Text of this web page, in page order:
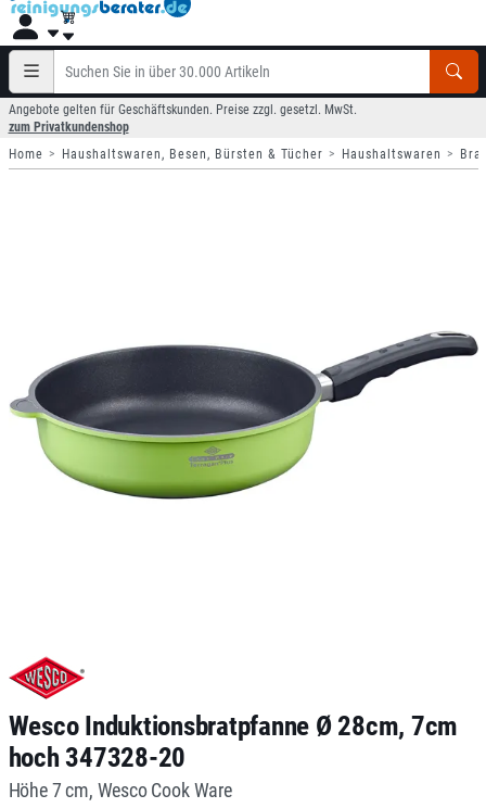
Angebote gelten für Geschäftskunden. Preise zzgl. gesetzl. MwSt.
zum Privatkundenshop
Home
Haushaltswaren, Besen, Bürsten & Tücher Haushaltswaren
Wesco Induktionsbratpfanne Ø 28cm, 7cm
hoch 347328-20
Höhe 7 cm, Wesco Cook Ware